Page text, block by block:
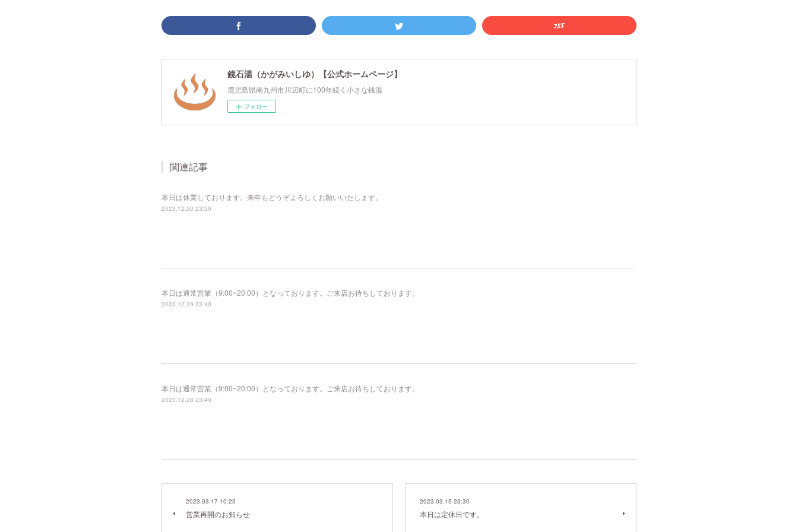
鏡石湯（かがみいしゆ）【公式ホームページ】
鹿児島県南九州市川辺町に100年続く小さな銭湯
フォロー
関連記事
本日は休業しております。来年もどうぞよろしくお願いいたします。
2023.12.30 23:30
本日は通常営業（9:00~20:00）となっております。ご来店お待ちしております。
2023.12.29 23:40
本日は通常営業（9:00~20:00）となっております。ご来店お待ちしております。
2023.12.28 23:40
2023.03.17 10:25
営業再開のお知らせ
2023.03.15 23:30
本日は定休日です。